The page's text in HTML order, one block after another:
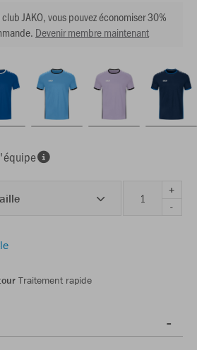
JAKO, vous pouvez économiser 30%
Devenir membre maintenant
+
-
Traitement rapide